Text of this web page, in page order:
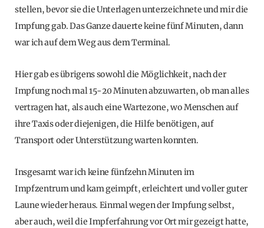
stellen, bevor sie die Unterlagen unterzeichnete und mir die
Impfung gab. Das Ganze dauerte keine fünf Minuten, dann
war ich auf dem Weg aus dem Terminal.
Hier gab es übrigens sowohl die Möglichkeit, nach der
Impfung noch mal 15-20 Minuten abzuwarten, ob man alles
vertragen hat, als auch eine Wartezone, wo Menschen auf
ihre Taxis oder diejenigen, die Hilfe benötigen, auf
Transport oder Unterstützung warten konnten.
Insgesamt war ich keine fünfzehn Minuten im
Impfzentrum und kam geimpft, erleichtert und voller guter
Laune wieder heraus. Einmal wegen der Impfung selbst,
aber auch, weil die Impferfahrung vor Ort mir gezeigt hatte,